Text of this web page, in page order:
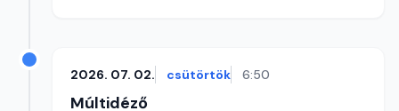
2026. 07. 02. csütörtök 6:50
Múltidéző